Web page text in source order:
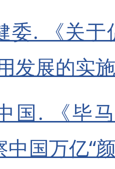
委. 《关
发展的实
国. 《毕
中国万亿“